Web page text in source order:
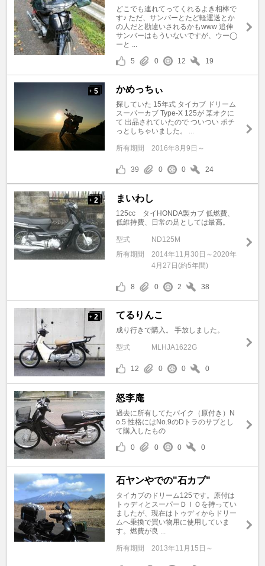
どこでも連れてってくれるよき相棒で
す♪ ただ、サンバーとたど軽運送とか
の人だと勘違いされるかもwww 追伸
サンバーはもういないですが、ウー◯
ーと ...
5
0 12 19
+ 5 かめっちぃ
探していた 15年式 タイカブ ドリーム
スーパーカブ Type‐X 125が 某オクに
て 出品されていたので ついつい ポチ
っとしちゃいました。 ...
所有期間 2016年8月9日～
39 0 0 24
+ 2 まいわし
125cc タイHONDA製カブ 低燃費、
低維持費、日常の足としては最高。
型式
ND125M
所有期間
2014年11月30日～2020年
4月27日(約5年間)
8 0 2 38
+ 2 てるりんこ
成り行きで購入。 手放しました。
型式 MLHJA1622G
12 0 0 0
怒李庵
過去に所有してたバイク（原付き）N
o.5 性格にはNo.9のDトラのサブとし
て購入したもの
0
0 0 0
石ヤンやでの"石カブ"
タイカブのドリーム125です。原付は
トゥディとスーパーＤＩＯを持ってい
ましたが、現在はトゥディからドリー
ムへ乗換で買い物用に使用していま
す。燃費が良 ...
所有期間 2013年11月15日～